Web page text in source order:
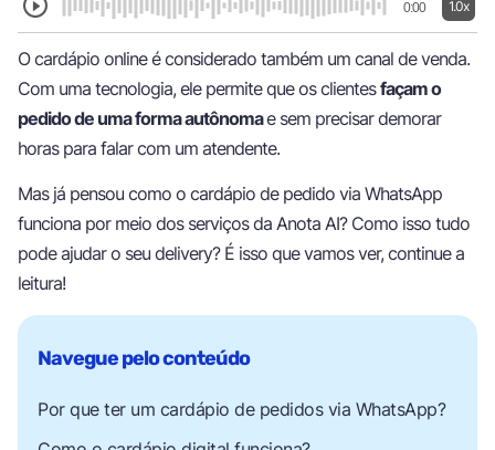
0:00 1.0x
O cardápio online é considerado também um canal de venda.
Com uma tecnologia, ele permite que os clientesfaçam o
pedido de uma forma autônomae sem precisar demorar
horas para falar com um atendente.
Mas já pensou como o cardápio de pedido via WhatsApp
funciona por meio dos serviços da Anota AI? Como isso tudo
pode ajudar o seu delivery? É isso que vamos ver, continue a
leitura!
Por que ter um cardápio de pedidos via WhatsApp?